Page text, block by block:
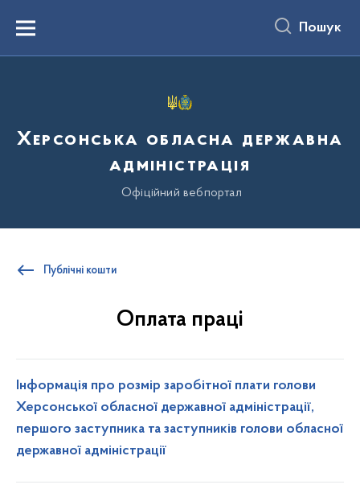
вмістуMenu Пошук
Херсонська обласна державна
адміністрація
Офіційний вебпортал
Публічні кошти
Оплата праці
Інформація про розмір заробітної плати голови
Херсонської обласної державної адміністрації,
першого заступника та заступників голови обласної
державної адміністрації